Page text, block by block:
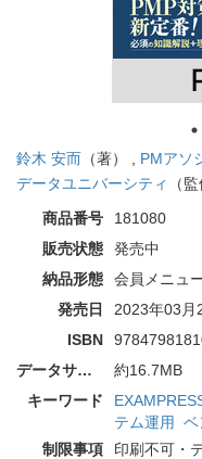
鈴木 安而 （著） , PMアソ
データユニバーシティ
（監
商品番号
181080
販売状態
発売中
納品形態
会員メニュ
発売日
2023年03月
ISBN
データサイズ
約16.7MB
キーワード
テム運用
ベ
制限事項
印刷不可・